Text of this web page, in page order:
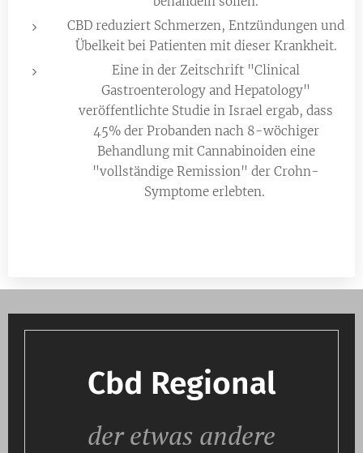
CBD reduziert Schmerzen, Entzündungen und
Übelkeit bei Patienten mit dieser Krankheit.
Eine in der Zeitschrift "Clinical
Gastroenterology and Hepatology"
veröffentlichte Studie in Israel ergab, dass
45% der Probanden nach 8-wöchiger
Behandlung mit Cannabinoiden eine
"vollständige Remission" der Crohn-
Symptome erlebten.
Cbd Regional
der etwas andere